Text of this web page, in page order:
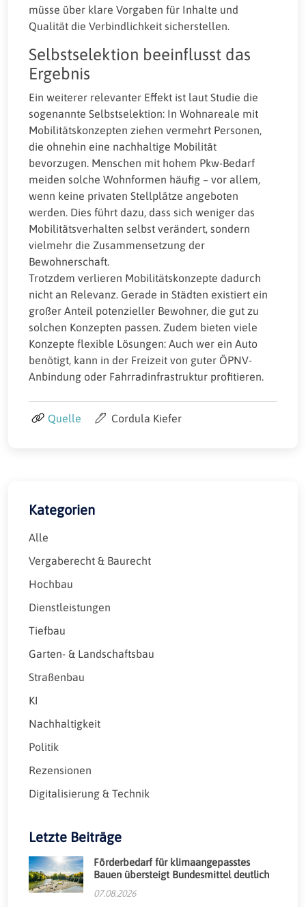
müsse über klare Vorgaben für Inhalte und
Qualität die Verbindlichkeit sicherstellen.
Selbstselektion beeinflusst das
Ergebnis
Ein weiterer relevanter Effekt ist laut Studie die
sogenannte Selbstselektion: In Wohnareale mit
Mobilitätskonzepten ziehen vermehrt Personen,
die ohnehin eine nachhaltige Mobilität
bevorzugen. Menschen mit hohem Pkw-Bedarf
meiden solche Wohnformen häufig – vor allem,
wenn keine privaten Stellplätze angeboten
werden. Dies führt dazu, dass sich weniger das
Mobilitätsverhalten selbst verändert, sondern
vielmehr die Zusammensetzung der
Bewohnerschaft.
Trotzdem verlieren Mobilitätskonzepte dadurch
nicht an Relevanz. Gerade in Städten existiert ein
großer Anteil potenzieller Bewohner, die gut zu
solchen Konzepten passen. Zudem bieten viele
Konzepte flexible Lösungen: Auch wer ein Auto
benötigt, kann in der Freizeit von guter ÖPNV-
Anbindung oder Fahrradinfrastruktur profitieren.
Quelle Cordula Kiefer
Kategorien
Alle
Vergaberecht & Baurecht
Hochbau
Dienstleistungen
Tiefbau
Garten- & Landschaftsbau
Straßenbau
KI
Nachhaltigkeit
Politik
Rezensionen
Digitalisierung & Technik
Letzte Beiträge
Förderbedarf für klimaangepasstes
Bauen übersteigt Bundesmittel deutlich
07.08.2026